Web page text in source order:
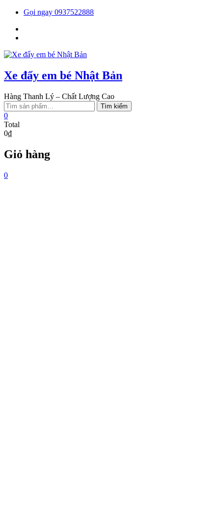
Skip
content
Gọi ngay 0937522888
Xe đẩy em bé Nhật Bản
Hàng Thanh Lý – Chất Lượng Cao
Tìm
kiếm:
Tìm kiếm
0
Total
0₫
Giỏ hàng
0